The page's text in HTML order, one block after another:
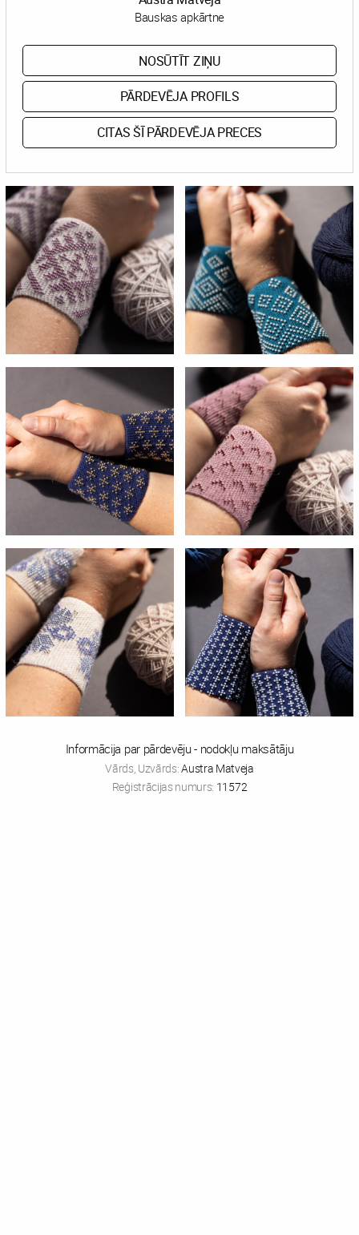
Bauskas apkārtne
NOSŪTĪT ZIŅU
PĀRDEVĒJA PROFILS
CITAS ŠĪ PĀRDEVĒJA PRECES
Informācija par pārdevēju - nodokļu maksātāju
Vārds, Uzvārds:Austra Matveja
Reģistrācijas numurs: 11572